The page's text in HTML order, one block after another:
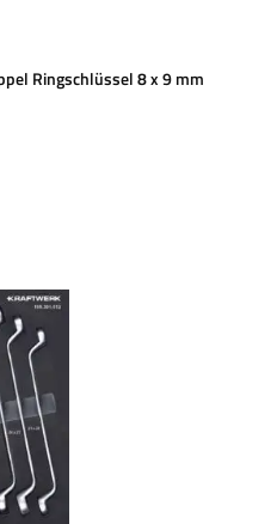
Ringschlüssel 8 x 9 mm